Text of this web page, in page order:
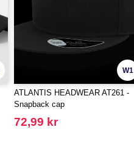
W1
ATLANTIS HEADWEAR AT261 -
Snapback cap
72,99 kr